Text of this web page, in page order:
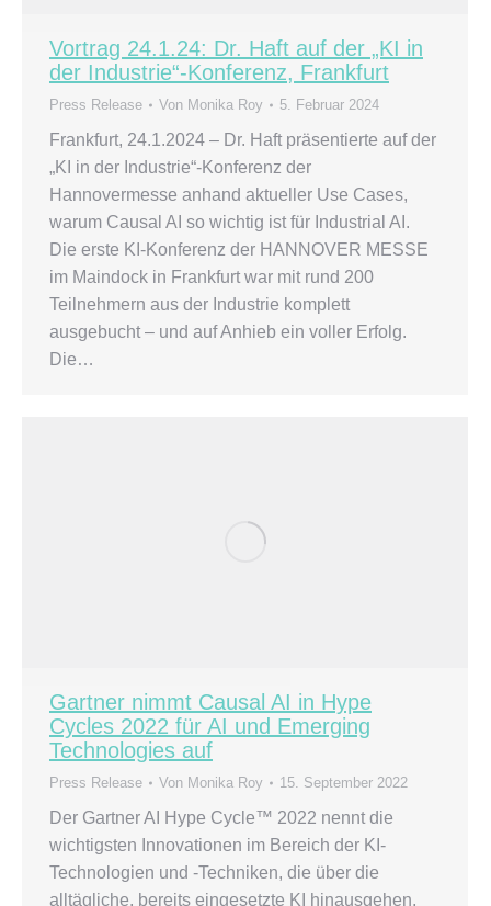
Vortrag 24.1.24: Dr. Haft auf der „KI in
der Industrie“-Konferenz, Frankfurt
Press Release Von Monika Roy 5. Februar 2024
Frankfurt, 24.1.2024 – Dr. Haft präsentierte auf der
„KI in der Industrie“-Konferenz der
Hannovermesse anhand aktueller Use Cases,
warum Causal AI so wichtig ist für Industrial AI.
Die erste KI-Konferenz der HANNOVER MESSE
im Maindock in Frankfurt war mit rund 200
Teilnehmern aus der Industrie komplett
ausgebucht – und auf Anhieb ein voller Erfolg.
Die…
Gartner nimmt Causal AI in Hype
Cycles 2022 für AI und Emerging
Technologies auf
Press Release Von Monika Roy 15. September 2022
Der Gartner AI Hype Cycle™ 2022 nennt die
wichtigsten Innovationen im Bereich der KI-
Technologien und -Techniken, die über die
alltägliche, bereits eingesetzte KI hinausgehen,